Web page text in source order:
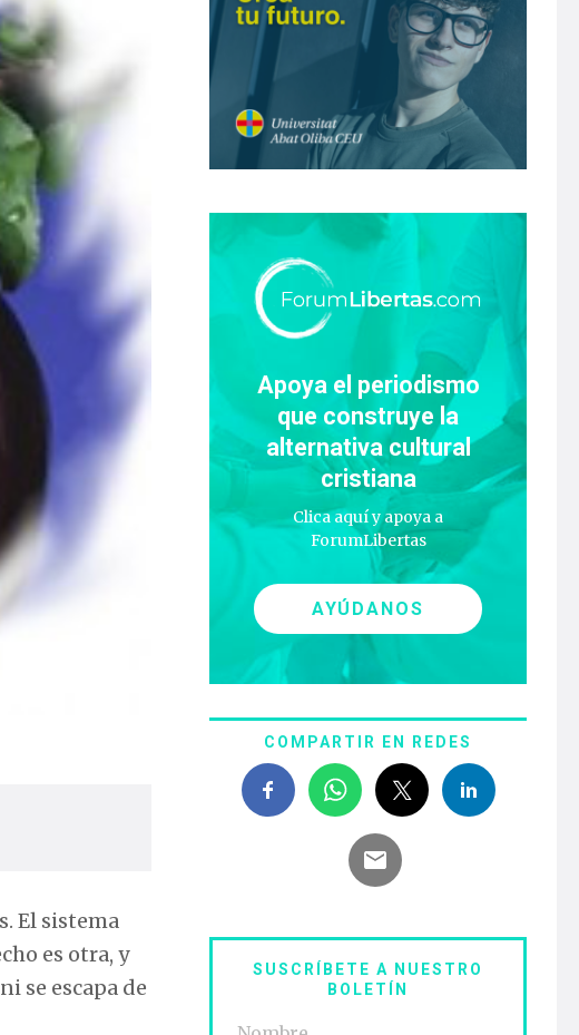
El sistema
es otra, y
se escapa de
Apoya el periodismo
que construye la
alternativa cultural
cristiana
Clica aquí y apoya a
ForumLibertas
AYÚDANOS
COMPARTIR EN REDES
SUSCRÍBETE A NUESTRO
BOLETÍN